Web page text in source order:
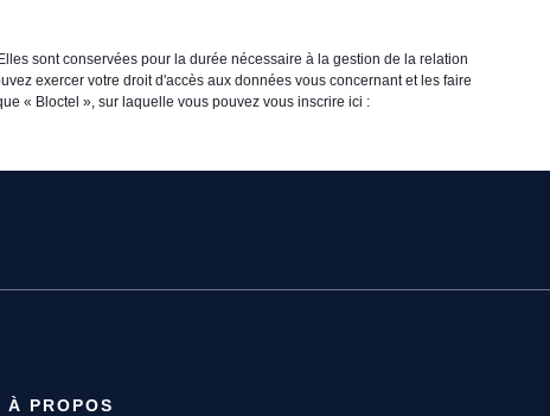
sont conservées pour la durée nécessaire à la gestion de la relation
exercer votre droit d'accès aux données vous concernant et les faire
« Bloctel », sur laquelle vous pouvez vous inscrire ici :
À PROPOS